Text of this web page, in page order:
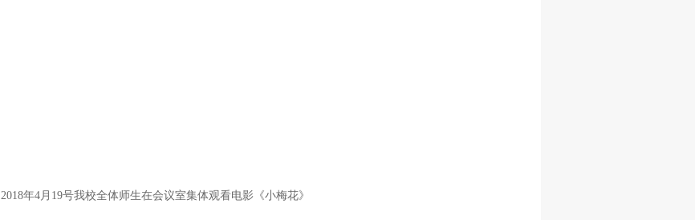
2018年4月19号我校全体师生在会议室集体观看电影《小梅花》